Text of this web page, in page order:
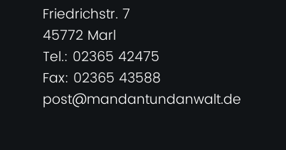
Friedrichstr. 7
45772 Marl
Tel.: 02365 42475
Fax: 02365 43588
post@mandantundanwalt.de